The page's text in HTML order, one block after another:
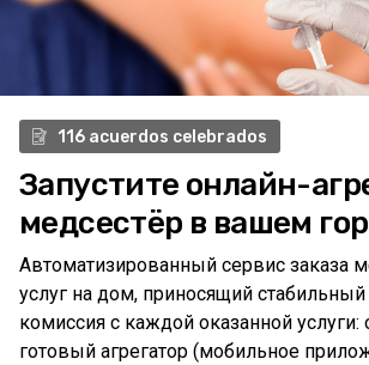
116 acuerdos celebrados
Запустите онлайн-
медсестёр в вашем
Автоматизированный сервис заказа
услуг на дом, приносящий
комиссия с каждой оказанной услуги:
готовый агрегатор (мобильное